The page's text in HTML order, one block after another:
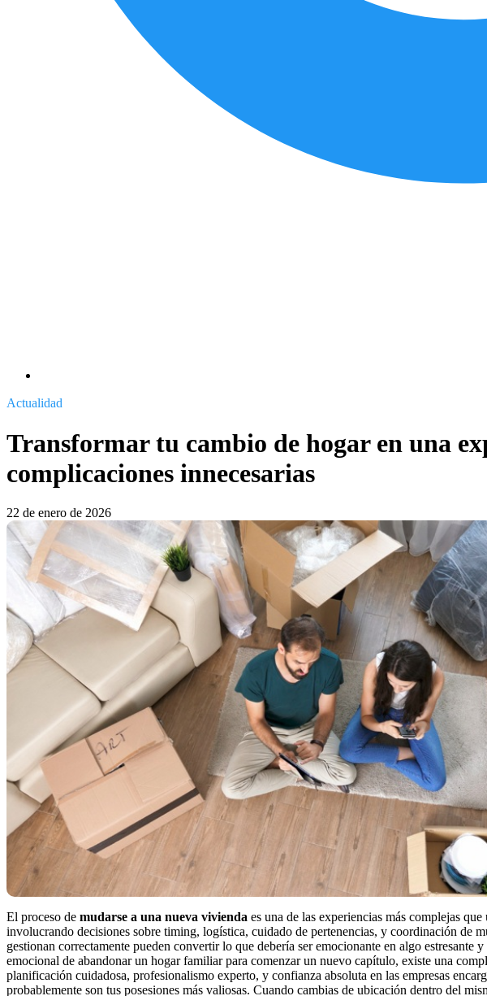
Actualidad
Transformar tu cambio de hogar en una
complicaciones innecesarias
22 de enero de 2026
El proceso de mudarse a una nueva vivienda es una de las experiencias más complejas
involucrando decisiones sobre timing, logística, cuidado de pertenencias, y coordinación de
gestionan correctamente pueden convertir lo que debería ser emocionante en algo estresante
emocional de abandonar un hogar familiar para comenzar un nuevo capítulo, existe una
planificación cuidadosa, profesionalismo experto, y confianza absoluta en las empresas
probablemente son tus posesiones más valiosas. Cuando cambias de ubicación dentro del